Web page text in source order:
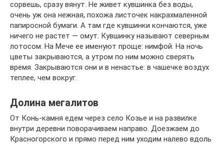
сорвешь, сразу вянут. Не живет кувшинка без воды,
очень уж она нежная, похожа листочек накрахмаленной
папиросной бумаги. А там где кувшинки кончаются, уже
ничего не растет — омут. Кувшинку называют северным
лотосом. На Мече ее именуют проще: нимфой. На ночь
цветы закрываются, а утром по ним можно сверять
время. Закрываются они и в ненастье: в чашечке воздух
теплее, чем вокруг.
Долина мегалитов
От Конь-камня едем через село Козье и на развилке
внутри деревни поворачиваем направо. Доезжаем до
Красногорского и прямо перед ним уходим налево вдоль